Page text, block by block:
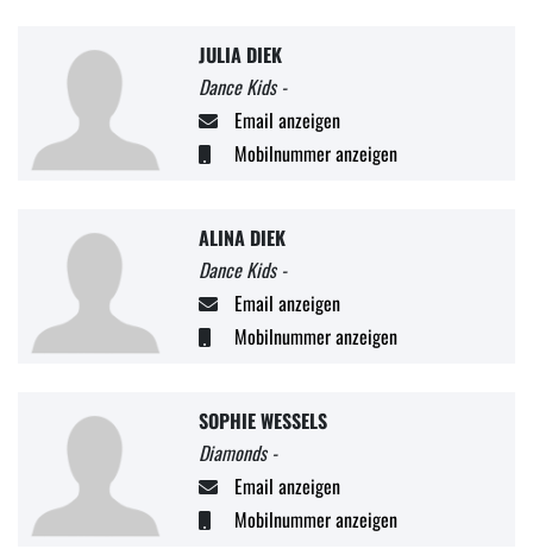
JULIA DIEK
Dance Kids -
Email anzeigen
Mobilnummer anzeigen
ALINA DIEK
Dance Kids -
Email anzeigen
Mobilnummer anzeigen
SOPHIE WESSELS
Diamonds -
Email anzeigen
Mobilnummer anzeigen